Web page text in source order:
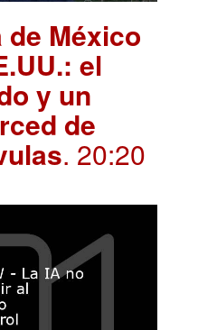
de México
el
y un
de
. 20:20